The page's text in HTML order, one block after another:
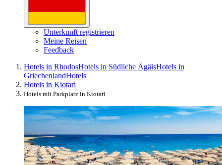
Unterkunft registrieren
Meine Reisen
Feedback
Hotels in RhodosHotels in Südliche ÄgäisHotels in
GriechenlandHotels
Hotels in Kiotari
Hotels mit Parkplatz in Kiotari